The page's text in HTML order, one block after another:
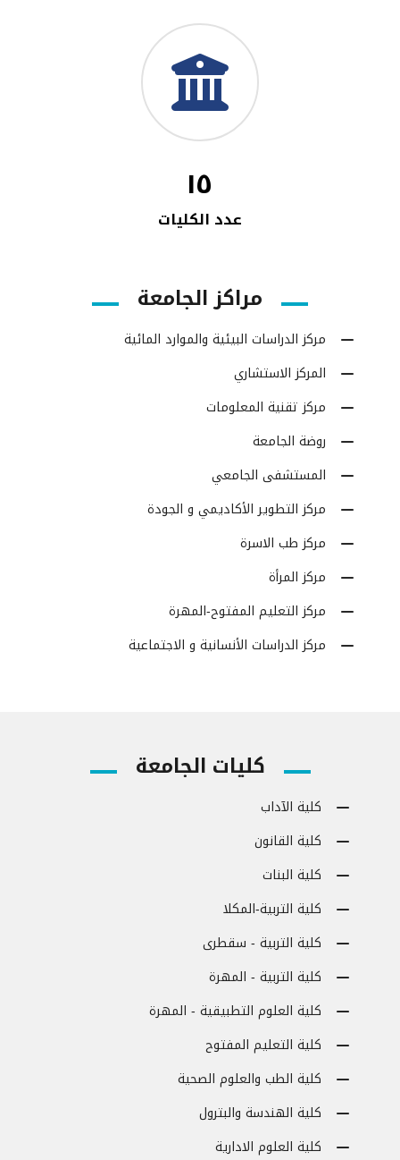
١٥
عدد الكليات
مراكز الجامعة
مركز الدراسات البيئية والموارد المائية
المركز الاستشاري
مركز تقنية المعلومات
روضة الجامعة
المستشفى الجامعي
مركز التطوير الأكاديمي و الجودة
مركز طب الاسرة
مركز المرأة
مركز التعليم المفتوح-المهرة
مركز الدراسات الأنسانية و الاجتماعية
كليات الجامعة
كلية الآداب
كلية القانون
كلية البنات
كلية التربية-المكلا
كلية التربية - سقطرى
كلية التربية - المهرة
كلية العلوم التطبيقية - المهرة
كلية التعليم المفتوح
كلية الطب والعلوم الصحية
كلية الهندسة والبترول
كلية العلوم الادارية